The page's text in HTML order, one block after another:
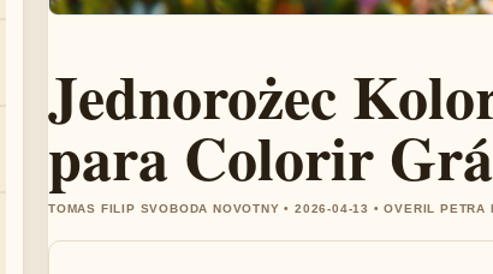
Jednorożec
para Colorir
TOMAS FILIP SVOBODA NOVOTNY • 2026-04-13 • OVERIL PETRA